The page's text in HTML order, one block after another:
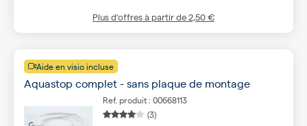
Plus d’offres à partir de2,50 €
Aide en visio incluse
Aquastop complet - sans plaque de montage
Ref. produit : 00668113
(3)